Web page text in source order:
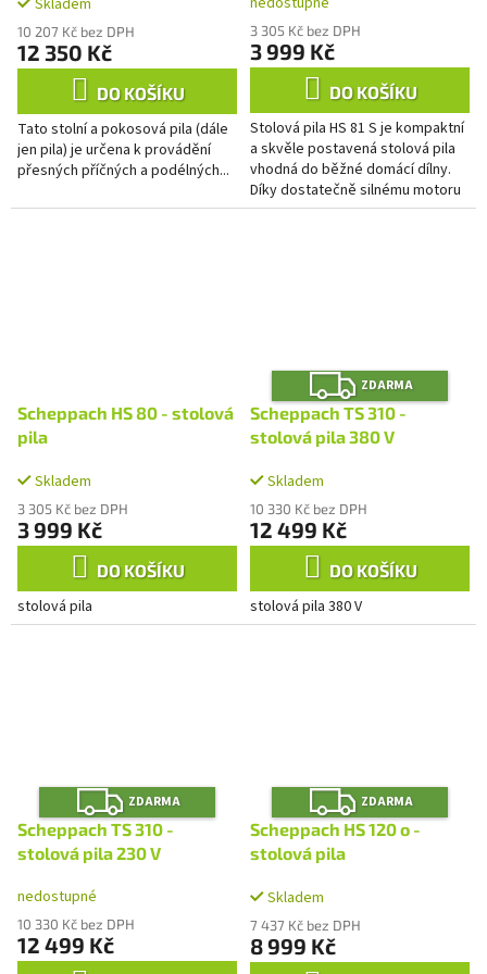
10 207 Kč bez DPH
12 350 Kč
DO KOŠÍKU
Tato stolní a pokosová pila (dále
jen pila) je určena k provádění
přesných příčných a podélných...
3 305 Kč bez DPH
3 999 Kč
DO KOŠÍKU
Stolová pila HS 81 S je kompaktní
a skvěle postavená stolová pila
vhodná do běžné domácí dílny.
Díky dostatečně silnému motoru
o výkonu 1500 W můžete na pile
Scheppach HS 80 - stolová
pila
Skladem
3 305 Kč bez DPH
3 999 Kč
DO KOŠÍKU
stolová pila
Z
D
A
R
M
ZDARMA
Scheppach TS 310 -
stolová pila 380 V
Skladem
10 330 Kč bez DPH
12 499 Kč
DO KOŠÍKU
stolová pila 380 V
Z
D
A
R
M
A
ZDARMA
Scheppach TS 310 -
stolová pila 230 V
nedostupné
10 330 Kč bez DPH
12 499 Kč
Z
D
A
R
ZDARMA
Scheppach HS 120 o -
stolová pila
Skladem
7 437 Kč bez DPH
8 999 Kč